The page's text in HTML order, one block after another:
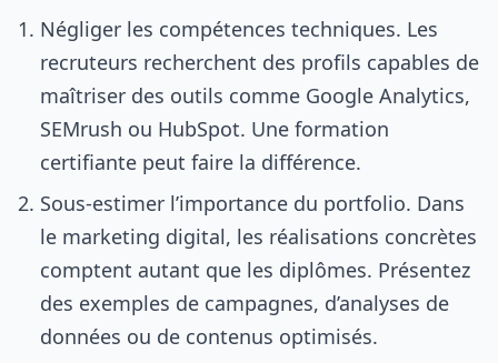
Négliger les compétences techniques. Les
recruteurs recherchent des profils capables de
maîtriser des outils comme Google Analytics,
SEMrush ou HubSpot. Une formation
certifiante peut faire la différence.
Sous-estimer l’importance du portfolio. Dans
le marketing digital, les réalisations concrètes
comptent autant que les diplômes. Présentez
des exemples de campagnes, d’analyses de
données ou de contenus optimisés.